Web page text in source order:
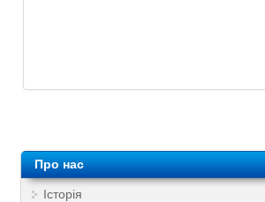
Про нас
Історія